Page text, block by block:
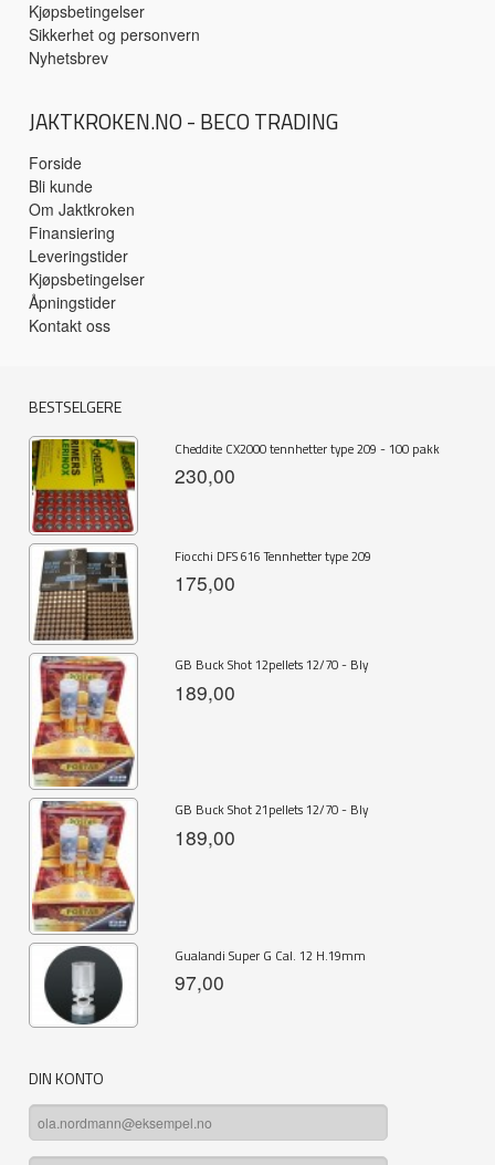
Kjøpsbetingelser
Sikkerhet og personvern
Nyhetsbrev
JAKTKROKEN.NO - BECO TRADING
Forside
Bli kunde
Om Jaktkroken
Finansiering
Leveringstider
Kjøpsbetingelser
Åpningstider
Kontakt oss
BESTSELGERE
Cheddite CX2000 tennhetter type 209 - 100 pakk
230,00
Fiocchi DFS 616 Tennhetter type 209
175,00
GB Buck Shot 12pellets 12/70 - Bly
189,00
GB Buck Shot 21pellets 12/70 - Bly
189,00
Gualandi Super G Cal. 12 H.19mm
97,00
DIN KONTO